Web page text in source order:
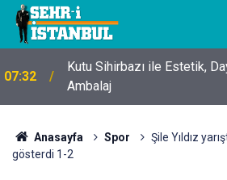
07:32
Kutu Sihirbazı ile Estetik,
Ambalaj
Anasayfa Spor
Şile Yıldız
gösterdi 1-2